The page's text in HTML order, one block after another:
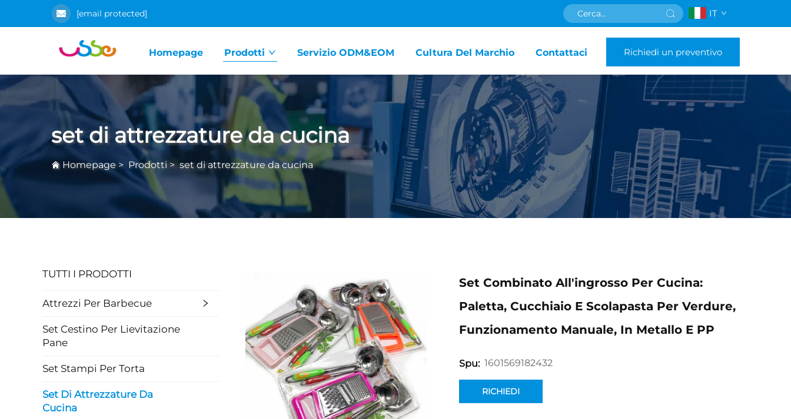
[email protected] IT
Homepage Prodotti Servizio ODM&EOM Cultura Del Marchio Contattaci Richiedi un preventivo
set di attrezzature da cucina
Homepage > Prodotti >set di attrezzature da cucina
TUTTI I PRODOTTI
Attrezzi Per Barbecue
Set Cestino Per Lievitazione
Pane
Set Stampi Per Torta
Set Di Attrezzature Da
Cucina
Set Combinato All'ingrosso Per Cucina:
Paletta, Cucchiaio E Scolapasta Per Verdure,
Funzionamento Manuale, In Metallo E PP
Spu: 1601569182432
RICHIEDI